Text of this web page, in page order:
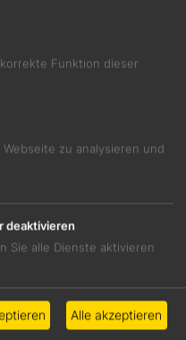
von reifer Ananas
Ausdrucksstark.
g/l
Funktion dieser
zu analysieren und
deaktivieren
Sie alle Dienste aktivieren
Alle akzeptieren